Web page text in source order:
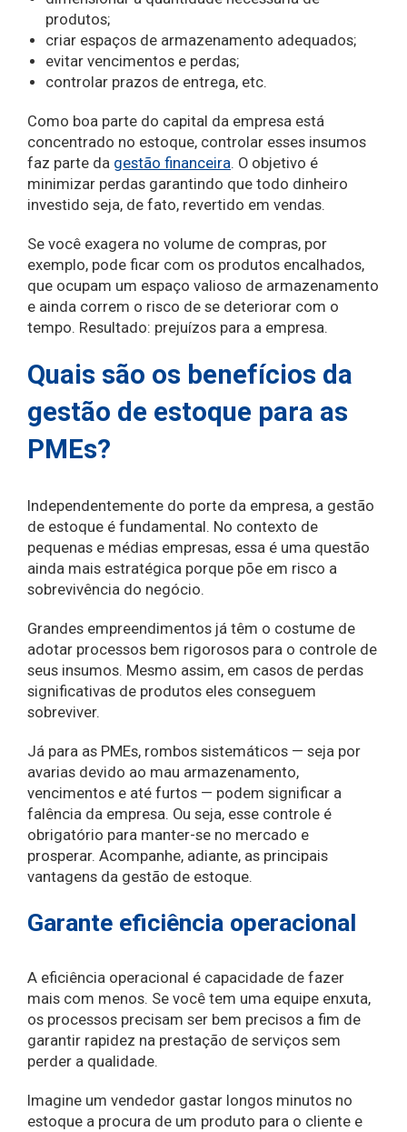
produtos;
criar espaços de armazenamento adequados;
evitar vencimentos e perdas;
controlar prazos de entrega, etc.
Como boa parte do capital da empresa está
concentrado no estoque, controlar esses insumos
faz parte da gestão financeira. O objetivo é
minimizar perdas garantindo que todo dinheiro
investido seja, de fato, revertido em vendas.
Se você exagera no volume de compras, por
exemplo, pode ficar com os produtos encalhados,
que ocupam um espaço valioso de armazenamento
e ainda correm o risco de se deteriorar com o
tempo. Resultado: prejuízos para a empresa.
Quais são os benefícios da
gestão de estoque para as
PMEs?
Independentemente do porte da empresa, a gestão
de estoque é fundamental. No contexto de
pequenas e médias empresas, essa é uma questão
ainda mais estratégica porque põe em risco a
sobrevivência do negócio.
Grandes empreendimentos já têm o costume de
adotar processos bem rigorosos para o controle de
seus insumos. Mesmo assim, em casos de perdas
significativas de produtos eles conseguem
sobreviver.
Já para as PMEs, rombos sistemáticos — seja por
avarias devido ao mau armazenamento,
vencimentos e até furtos — podem significar a
falência da empresa. Ou seja, esse controle é
obrigatório para manter-se no mercado e
prosperar. Acompanhe, adiante, as principais
vantagens da gestão de estoque.
Garante eficiência operacional
A eficiência operacional é capacidade de fazer
mais com menos. Se você tem uma equipe enxuta,
os processos precisam ser bem precisos a fim de
garantir rapidez na prestação de serviços sem
perder a qualidade.
Imagine um vendedor gastar longos minutos no
estoque a procura de um produto para o cliente e